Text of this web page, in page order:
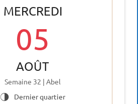
MERCREDI
05
AOÛT
Semaine 32 | Abel
T
Dernier quartier